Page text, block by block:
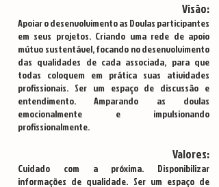
Visão:
Apoiar o desenvolvimento as Doulas participantes
em seus projetos. Criando uma rede de apoio
mútuo sustentável, focando no desenvolvimento
das qualidades de cada associada, para que
todas coloquem em prática suas atividades
profissionais. Ser um espaço de discussão e
entendimento. Amparando as doulas
emocionalmente e impulsionando
profissionalmente.
Valores:
Cuidado com a próxima. Disponibilizar
informações de qualidade. Ser um espaço de